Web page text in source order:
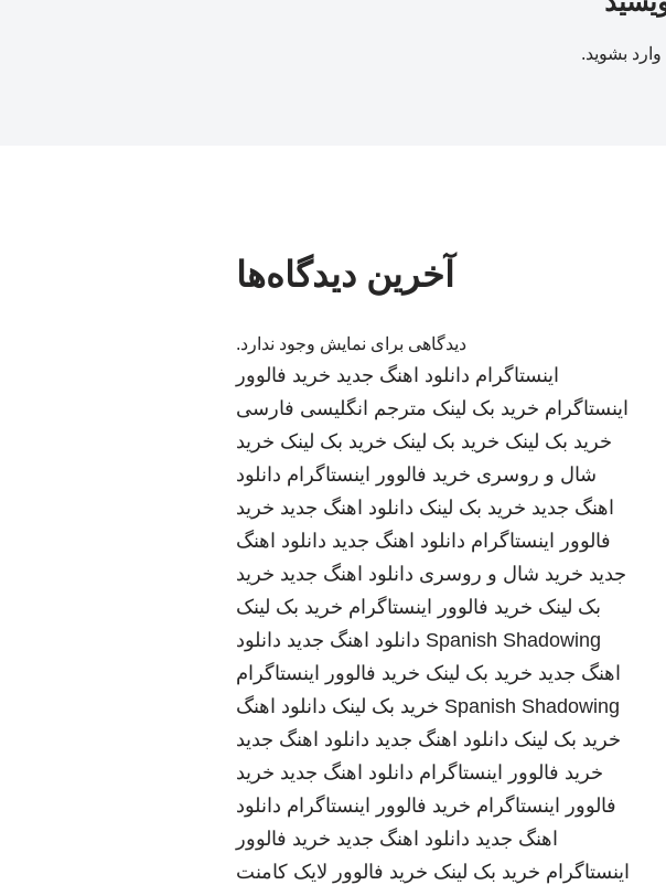
وارد بشوید.
آخرین دیدگاه‌ها
دیدگاهی برای نمایش وجود ندارد.
اینستاگرام دانلود اهنگ جدید خرید فالوور
اینستاگرام خرید بک لینک مترجم انگلیسی فارسی
خرید بک لینک خرید بک لینک خرید بک لینک خرید
شال و روسری خرید فالوور اینستاگرام دانلود
اهنگ جدید خرید بک لینک دانلود اهنگ جدید خرید
فالوور اینستاگرام دانلود اهنگ جدید دانلود اهنگ
جدید خرید شال و روسری دانلود اهنگ جدید خرید
بک لینک خرید فالوور اینستاگرام خرید بک لینک
Spanish Shadowing دانلود اهنگ جدید دانلود
اهنگ جدید خرید بک لینک خرید فالوور اینستاگرام
Spanish Shadowing خرید بک لینک دانلود اهنگ
خرید بک لینک دانلود اهنگ جدید دانلود اهنگ جدید
خرید فالوور اینستاگرام دانلود اهنگ جدید خرید
فالوور اینستاگرام خرید فالوور اینستاگرام دانلود
اهنگ جدید دانلود اهنگ جدید خرید فالوور
اینستاگرام خرید بک لینک خرید فالوور لایک کامنت